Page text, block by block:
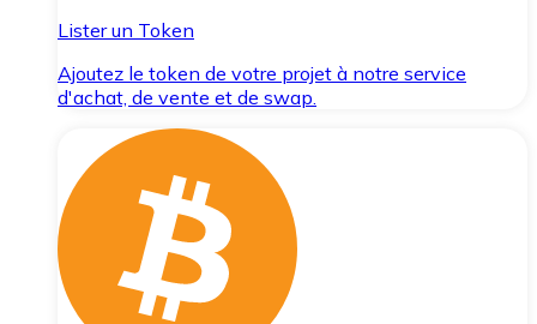
Lister un Token
Ajoutez le token de votre projet à notre service
d'achat, de vente et de swap.